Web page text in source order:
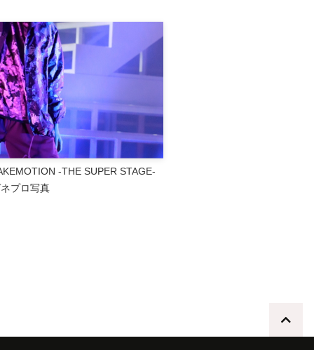
-THE SUPER STAGE-
プロ写真